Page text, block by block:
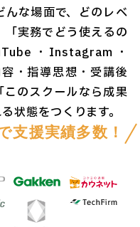
な場面で、どのレベ
実務でどう使えるの
・Instagram・
・指導思想・受講後
のスクールなら成果
状態をつくります。
支援実績多数！